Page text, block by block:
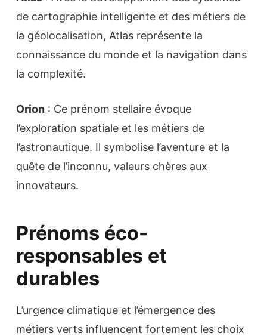
de cartographie intelligente et des métiers de
la géolocalisation, Atlas représente la
connaissance du monde et la navigation dans
la complexité.
Orion : Ce prénom stellaire évoque
l’exploration spatiale et les métiers de
l’astronautique. Il symbolise l’aventure et la
quête de l’inconnu, valeurs chères aux
innovateurs.
Prénoms éco-
responsables et
durables
L’urgence climatique et l’émergence des
métiers verts influencent fortement les choix